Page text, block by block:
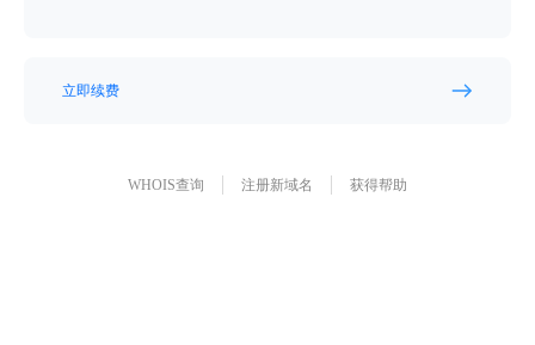
立即续费
WHOIS查询 注册新域名 获得帮助